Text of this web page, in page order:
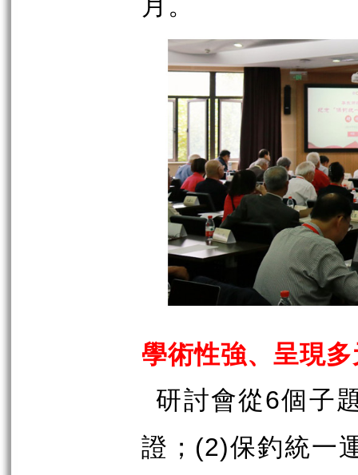
學術性強、呈現
研討會從6個子
證； (2)保釣統一